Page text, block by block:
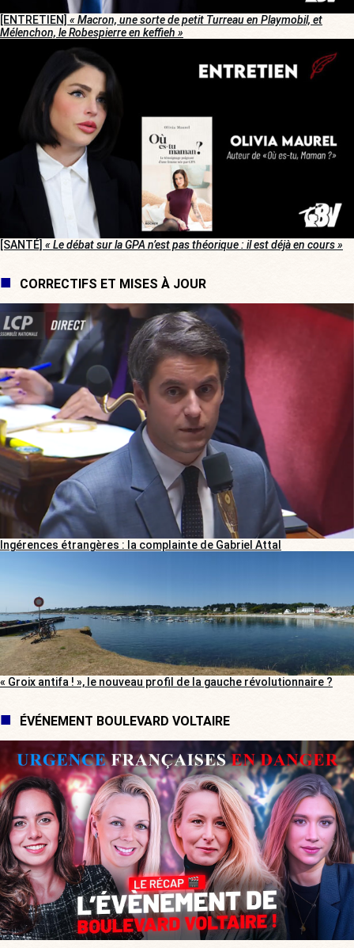
[ENTRETIEN] « Macron, une sorte de petit Turreau en Playmobil, et
Mélenchon, le Robespierre en keffieh »
[SANTÉ] « Le débat sur la GPA n’est pas théorique : il est déjà en cours »
CORRECTIFS ET MISES À JOUR
Ingérences étrangères : la complainte de Gabriel Attal
« Groix antifa ! », le nouveau profil de la gauche révolutionnaire ?
ÉVÉNEMENT BOULEVARD VOLTAIRE